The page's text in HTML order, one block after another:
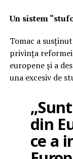
Un sistem
Tomac a
privința
europene și a
una excesiv de
din
ce a